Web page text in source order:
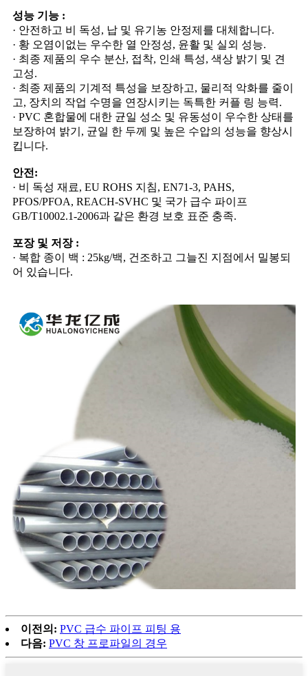
성능 기능 :
· 안전하고 비 독성, 납 및 유기농 안정제를 대체합니다.
· 황 오염이없는 우수한 열 안정성, 윤활 및 실외 성능.
· 최종 제품의 우수 분산, 접착, 인쇄 특성, 색상 밝기 및 견
고성.
· 최종 제품의 기계적 특성을 보장하고, 물리적 악화를 줄이
고, 장치의 작업 수명을 연장시키는 독특한 커플 링 능력.
· PVC 혼합물에 대한 균일 성소 및 유동성이 우수한 상태를
보장하여 밝기, 균일 한 두께 및 높은 수압의 성능을 향상시
킵니다.
안전:
· 비 독성 재료, EU ROHS 지침, EN71-3, PAHS,
PFOS/PFOA, REACH-SVHC 및 국가 급수 파이프
GB/T10002.1-2006과 같은 환경 보호 표준 충족.
포장 및 저장 :
· 복합 종이 백 : 25kg/백, 건조하고 그늘진 지점에서 밀봉되
어 있습니다.
이전의: PVC 급수 파이프 피팅 용
다음: PVC 창 프로파일의 경우